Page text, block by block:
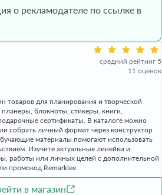
о рекламодателе по ссылке в
средний рейтинг 5
11 оценок
товаров для планирования и творческой
блокноты, стикеры, книги,
сертификаты. В каталоге можно
собрать личный формат через конструктор
материалы помогают использовать
Изучите актуальные линейки и
работы или личных целей с дополнительной
промокод Remarklee.
в магазин